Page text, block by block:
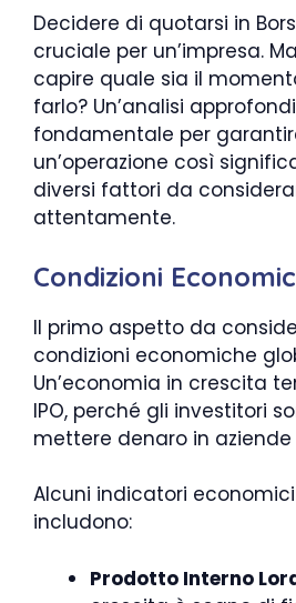
Decidere di quotarsi in
cruciale per un’impresa.
capire quale sia il
farlo? Un’analisi
fondamentale per
un’operazione così
diversi fattori da
attentamente.
Condizioni
Il primo aspetto da
condizioni economiche
Un’economia in crescita
IPO, perché gli investitori
mettere denaro in aziende
Alcuni indicatori
includono:
Prodotto Interno